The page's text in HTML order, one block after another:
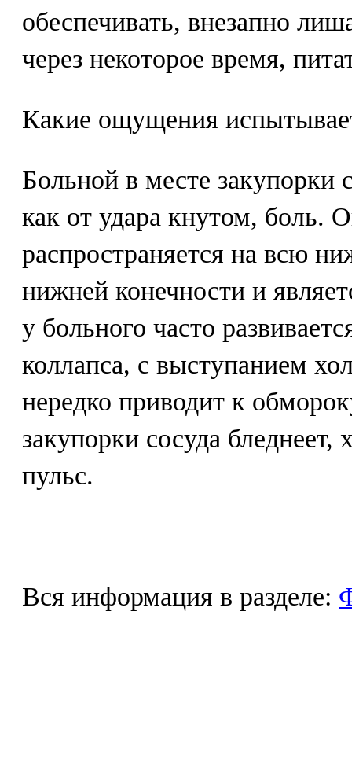
обеспечивать, внезапно
через некоторое время,
Какие ощущения
Больной в месте закупорки
как от удара кнутом, боль.
распространяется на всю
нижней конечности и
у больного часто
коллапса, с выступанием
нередко приводит к
закупорки сосуда бледнеет,
пульс.
Вся информация в разделе: